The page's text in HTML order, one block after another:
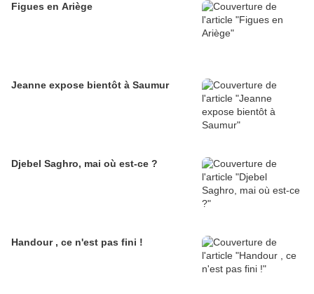
Figues en Ariège
Jeanne expose bientôt à Saumur
Djebel Saghro, mai où est-ce ?
Handour , ce n'est pas fini !